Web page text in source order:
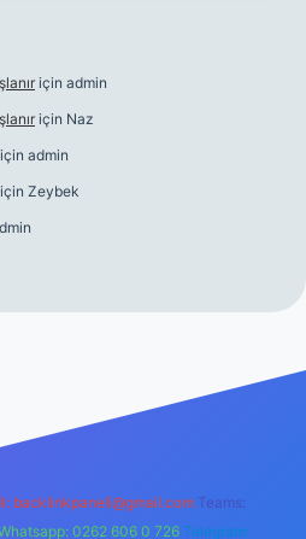
için admin
için Naz
için admin
için Zeybek
backlinkpaneli@gmail.com Teams:
0262 606 0 726 Telegram: